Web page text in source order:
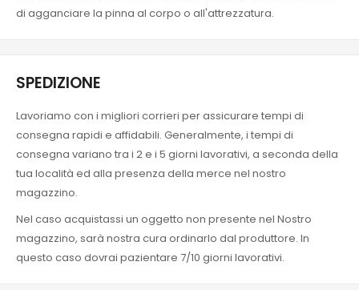
di agganciare la pinna al corpo o all'attrezzatura.
SPEDIZIONE
Lavoriamo con i migliori corrieri per assicurare tempi di
consegna rapidi e affidabili. Generalmente, i tempi di
consegna variano tra i 2 e i 5 giorni lavorativi, a seconda della
tua località ed alla presenza della merce nel nostro
magazzino.
Nel caso acquistassi un oggetto non presente nel Nostro
magazzino, sarà nostra cura ordinarlo dal produttore. In
questo caso dovrai pazientare 7/10 giorni lavorativi.